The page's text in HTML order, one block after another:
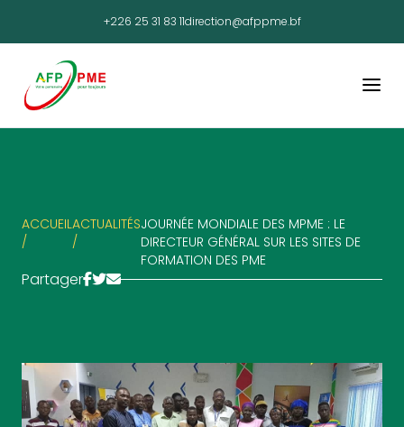
+226 25 31 83 11direction@afppme.bf
ACCUEIL
/
ACTUALITÉS
/
JOURNÉE MONDIALE DES MPME : LE
DIRECTEUR GÉNÉRAL SUR LES SITES DE
FORMATION DES PME
Partager